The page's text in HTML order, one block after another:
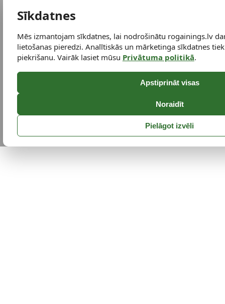
Sīkdatnes
Mēs izmantojam sīkdatnes, lai nodrošinātu rogainings.lv
lietošanas pieredzi. Analītiskās un mārketinga sīkdatnes
piekrišanu. Vairāk lasiet mūsu Privātuma politikā.
Apstiprināt visas
Noraidīt
Pielāgot izvēli